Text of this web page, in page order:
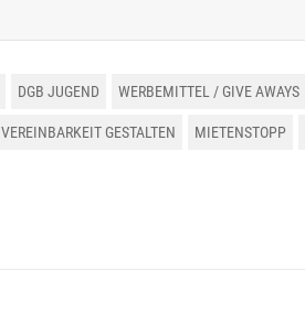
DGB JUGEND WERBEMITTEL / GIVE AWAYS
VEREINBARKEIT GESTALTEN MIETENSTOPP